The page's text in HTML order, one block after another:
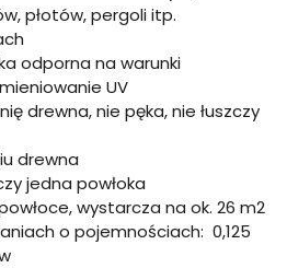
płotów, pergoli itp.
odporna na warunki
UV
drewna, nie pęka, nie łuszczy
drewna
jedna powłoka
wystarcza na ok. 26 m2
o pojemnościach: 0,125